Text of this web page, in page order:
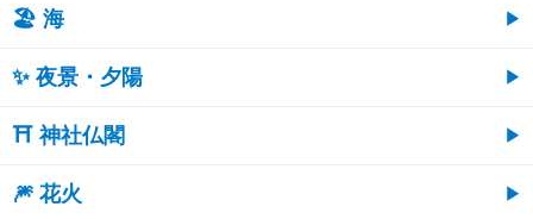
🏖 海
✨ 夜景・夕陽
⛩ 神社仏閣
🎆 花火